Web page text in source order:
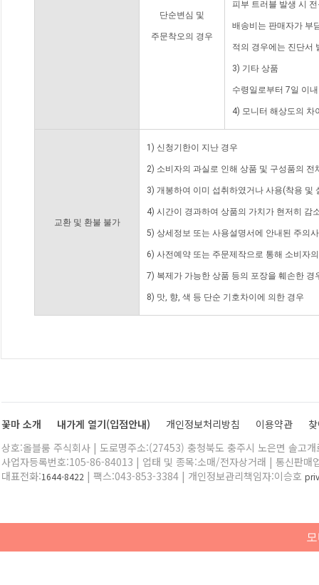
단순변심 및
주문착오의 경우
피부 트러블 발생 시
배송비는 판매자가 부
적의 경우에는 진단서
3) 기타 상품
수령일로부터 7일 이
4) 모니터 해상도의 차
교환 및 환불 불가
1) 신청기한이 지난 경우
2) 소비자의 과실로 인해 상품 및 구성품의
3) 개봉하여 이미 섭취하였거나 사용(착용 및
4) 시간이 경과하여 상품의 가치가 현저히 감
5) 상세정보 또는 사용설명서에 안내된 주의
6) 사전예약 또는 주문제작으로 통해 소비자
7) 복제가 가능한 상품 등의 포장을 훼손한 경
8) 맛, 향, 색 등 단순 기호차이에 의한 경우
꽃마 소개 내가게 열기(입점안내) 개인정보처리방침 이용약관
상호:올블룸 주식회사 | 도로명주소:(27453) 충청북도 충주시 노은면 솔고
사업자등록번호:105-86-84013 | 업태 및 종목:소매/전자상거래 | 통신판매
대표전화:1644-8422 | 팩스:043-853-3384 | 개인정보관리책임자:이승호